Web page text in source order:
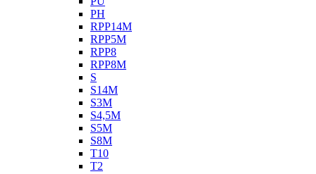
PH
RPP14M
RPP5M
RPP8
RPP8M
S
S14M
S3M
S4,5M
S5M
S8M
T10
T2